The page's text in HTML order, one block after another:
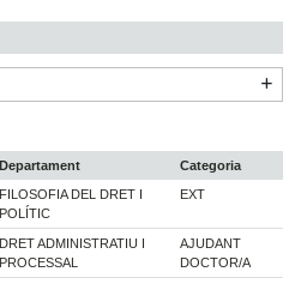
Departament
Categoria
FILOSOFIA DEL DRET I
POLÍTIC
EXT
DRET ADMINISTRATIU I
PROCESSAL
AJUDANT
DOCTOR/A